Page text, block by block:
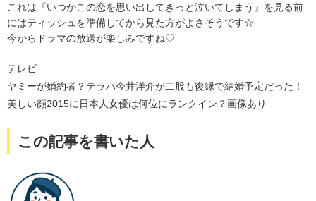
これは『いつかこの恋を思い出してきっと泣いてしまう』を見る前
にはティッシュを準備してから見た方がよさそうです☆
今からドラマの放送が楽しみですね♡
テレビ
ヤミーが婚約者？テラハ今井洋介が二股も復縁で結婚予定だった！
美しい顔2015に日本人女優は何位にランクイン？画像あり
この記事を書いた人